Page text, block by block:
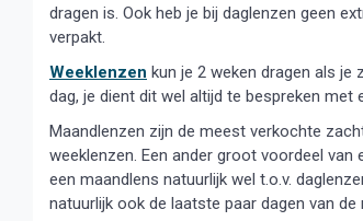
dragen is. Ook heb je bij daglenzen geen
verpakt.
Weeklenzen kun je 2 weken dragen als je
dag, je dient dit wel altijd te bespreken
Maandlenzen zijn de meest verkochte
weeklenzen. Een ander groot voordeel
een maandlens natuurlijk wel t.o.v.
natuurlijk ook de laatste paar dagen van